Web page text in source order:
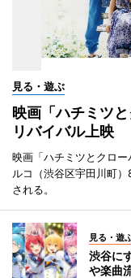
見る・遊ぶ
映画「ハチミツ
リバイバル上映
映画「ハチミツとクロ
ルコ（渋谷区宇田川町
される。
見る・遊
渋谷に
や楽曲